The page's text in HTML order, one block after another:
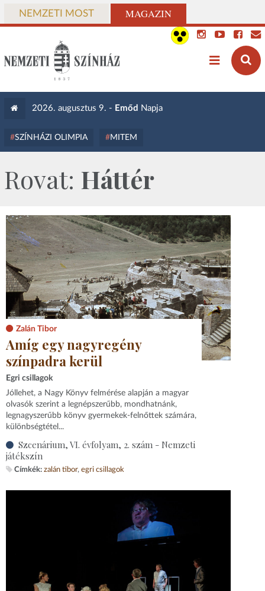
NEMZETI MOST MAGAZIN
2026. augusztus 9. - Emőd Napja
SZÍNHÁZI OLIMPIA MITEM
Rovat: Háttér
Zalán Tibor
Amíg egy nagyregény
színpadra kerül
Egri csillagok
Jóllehet, a Nagy Könyv felmérése alapján a magyar
olvasók szerint a legnépszerűbb, mondhatnánk,
legnagyszerűbb könyv gyermekek-felnőttek számára,
különbségtétel...
Szcenárium, VI. évfolyam, 2. szám - Nemzeti
játékszín
Címkék: zalán tibor egri csillagok